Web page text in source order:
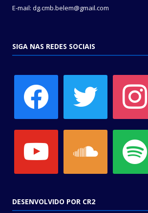
E-mail: dg.cmb.belem@gmail.com
SIGA NAS REDES SOCIAIS
DESENVOLVIDO POR CR2